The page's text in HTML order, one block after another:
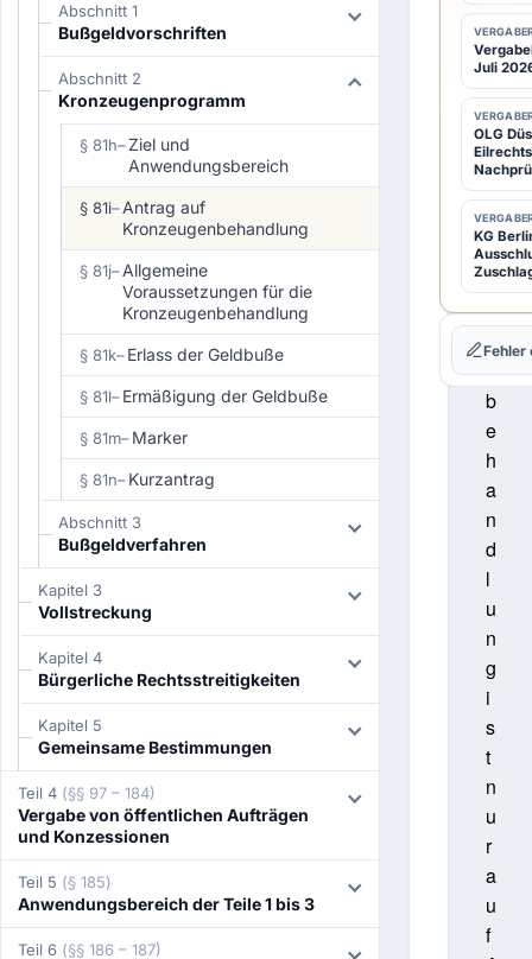
Abschnitt 1
Bußgeldvorschriften
Abschnitt 2
Kronzeugenprogramm
§ 81h–Ziel und
Anwendungsbereich
§ 81i–Antrag auf
Kronzeugenbehandlung
§ 81j–Allgemeine
Voraussetzungen für die
Kronzeugenbehandlung
§ 81k–Erlass der Geldbuße
§ 81l–Ermäßigung der Geldbuße
§ 81m–Marker
§ 81n–Kurzantrag
Abschnitt 3
Bußgeldverfahren
Kapitel 3
Vollstreckung
Kapitel 4
Bürgerliche Rechtsstreitigkeiten
Kapitel 5
Gemeinsame Bestimmungen
Teil 4 (§§ 97 – 184)
Vergabe von öffentlichen Aufträgen
und Konzessionen
Teil 5 (§ 185)
Anwendungsbereich der Teile 1 bis 3
Teil 6 (§§ 186 – 187)
i
n
e
K
r
o
n
z
e
u
g
e
n
b
e
h
a
n
d
l
u
n
g
i
s
t
n
u
r
a
u
f
Juli
OLG
KG
Fehler